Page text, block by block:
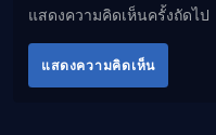
แสดงความคิดเห็นครั้งถัดไป
แสดงความคิดเห็น